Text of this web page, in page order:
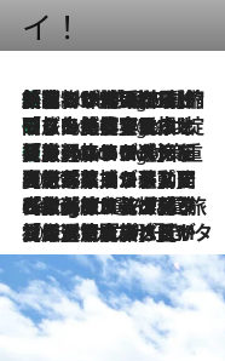
イ！
3 Hours Ago
「荷物が増えるほど旅ストレスは増す」美容ジャーナリストがたどり着いた最終結論。“化粧品を劇的に減らす”感動の凝縮美容とは
3 Hours Ago
「旅先には金髪ウィッグを持参」日本と同じメイクでは損してる!? 美容ジャーナリストが提案する“掟破りの旅美容”とは
3 Hours Ago
【厳選旅コスメ】「身軽さ＆UV対策重視！」ヘアアーティストshucoが選んだ夏旅ベストコスメを発表【Mサイズジップ】
2026.8.5
【厳選旅コスメ】国内をあちこち移動する河井菜摘が選んだ夏旅ベストコスメ発表！「リラックスアイテムはマスト」【Mサイズジップ】
2026.8.4
【厳選旅コスメ】「紫外線＆乾燥対策しながらメイク感も！」ヘア＆メイクGeorgeが選んだ夏旅ベストコスメを発表！【Mサイズジップ】
2026.8.3
【厳選旅コスメ】「保湿もタイパ重視！」“サウナ好き”タレント清水みさとが愛用する夏旅ベストコスメを発表！【Mサイズジップ】